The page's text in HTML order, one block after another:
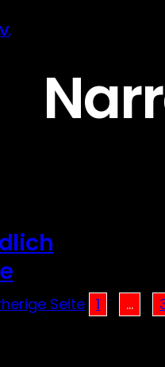
Seite 1 …